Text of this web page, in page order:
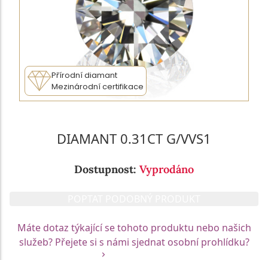
Přírodní diamant
Mezinárodní certifikace
DIAMANT 0.31CT G/VVS1
Dostupnost: Vyprodáno
Máte dotaz týkající se tohoto produktu nebo našich
služeb? Přejete si s námi sjednat osobní prohlídku?